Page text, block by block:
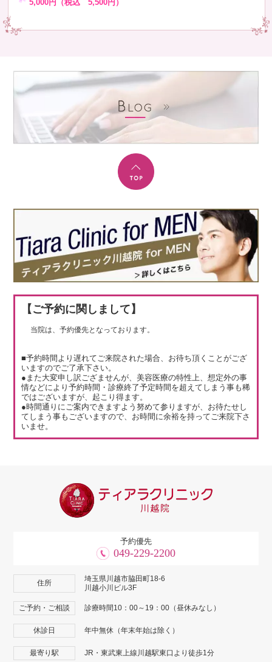
5,000円（税込 5,500円）
【ご予約に関しまして】
当院は、予約優先となっております。
■予約時間より遅れてご来院された場合、お待ち頂くことがござ
いますのでご了承下さい。
●また大変申し訳ござませんが、美容医療の特性上、想定外の事
情などにより予約時間・診療終了予定時間を超えてしまう事も稀
ではございますが、起こり得ます。
●時間通りにご案内できますよう努めて参りますが、お待たせし
てしまう事もございますので、お時間に余裕を持ってご来院下さ
いませ。
予約優先
049-229-2200
住所
埼玉県川越市脇田町18-6
川越小川ビル3F
ご予約・ご相談 診療時間10：00～19：00（昼休みなし）
休診日 年中無休（年末年始は除く）
最寄り駅 JR・東武東上線川越駅東口より徒歩1分